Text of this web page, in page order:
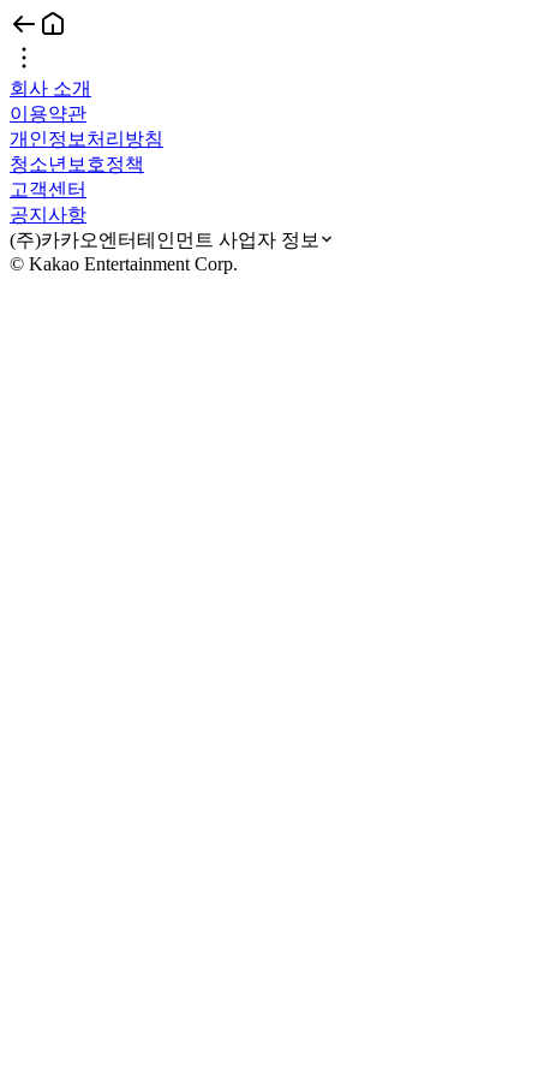
회사 소개
이용약관
개인정보처리방침
청소년보호정책
고객센터
공지사항
(주)카카오엔터테인먼트 사업자 정보
© Kakao Entertainment Corp.